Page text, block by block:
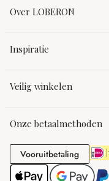
Over LOBERON
Inspiratie
Veilig winkelen
Onze betaalmethoden
Vooruitbetaling